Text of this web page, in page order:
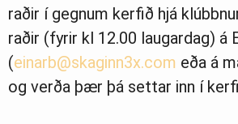
raðir í gegnum kerfið hjá
raðir (fyrir kl 12.00 laugardag) á
(einarb@skaginn3x.com eða á
og verða þær þá settar inn í